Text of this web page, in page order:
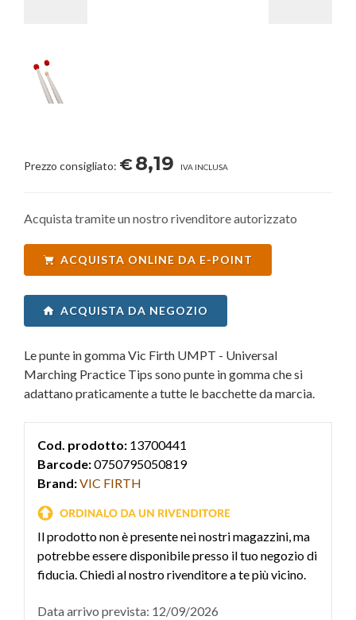
Prezzo consigliato: €8,19 IVA INCLUSA
Acquista tramite un nostro rivenditore autorizzato
ACQUISTA ONLINE DA E-POINT
ACQUISTA DA NEGOZIO
Le punte in gomma Vic Firth UMPT - Universal
Marching Practice Tips sono punte in gomma che si
adattano praticamente a tutte le bacchette da marcia.
Cod. prodotto: 13700441
Barcode:0750795050819
Brand:VIC FIRTH
Il prodotto non è presente nei nostri magazzini, ma
potrebbe essere disponibile presso il tuo negozio di
fiducia. Chiedi al nostro rivenditore a te più vicino.
Data arrivo prevista: 12/09/2026